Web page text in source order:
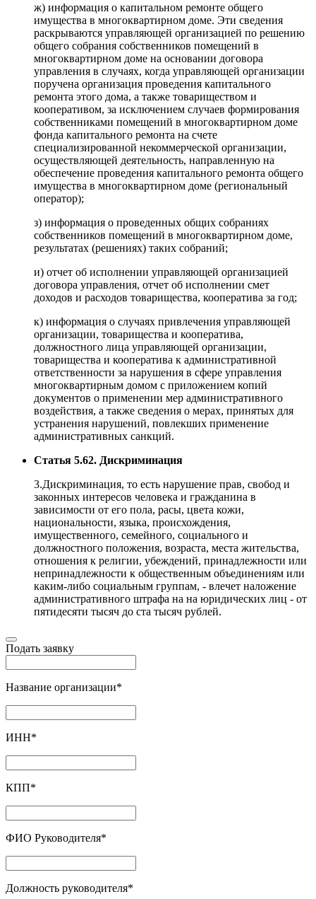
ж) информация о капитальном ремонте общего
имущества в многоквартирном доме. Эти сведения
раскрываются управляющей организацией по решению
общего собрания собственников помещений в
многоквартирном доме на основании договора
управления в случаях, когда управляющей организации
поручена организация проведения капитального
ремонта этого дома, а также товариществом и
кооперативом, за исключением случаев формирования
собственниками помещений в многоквартирном доме
фонда капитального ремонта на счете
специализированной некоммерческой организации,
осуществляющей деятельность, направленную на
обеспечение проведения капитального ремонта общего
имущества в многоквартирном доме (региональный
оператор);
з) информация о проведенных общих собраниях
собственников помещений в многоквартирном доме,
результатах (решениях) таких собраний;
и) отчет об исполнении управляющей организацией
договора управления, отчет об исполнении смет
доходов и расходов товарищества, кооператива за год;
к) информация о случаях привлечения управляющей
организации, товарищества и кооператива,
должностного лица управляющей организации,
товарищества и кооператива к административной
ответственности за нарушения в сфере управления
многоквартирным домом с приложением копий
документов о применении мер административного
воздействия, а также сведения о мерах, принятых для
устранения нарушений, повлекших применение
административных санкций.
Статья 5.62. Дискриминация
3.Дискриминация, то есть нарушение прав, свобод и
законных интересов человека и гражданина в
зависимости от его пола, расы, цвета кожи,
национальности, языка, происхождения,
имущественного, семейного, социального и
должностного положения, возраста, места жительства,
отношения к религии, убеждений, принадлежности или
непринадлежности к общественным объединениям или
каким-либо социальным группам, - влечет наложение
административного штрафа на на юридических лиц - от
пятидесяти тысяч до ста тысяч рублей.
Подать заявку
Название организации*
ИНН*
КПП*
ФИО Руководителя*
Должность руководителя*